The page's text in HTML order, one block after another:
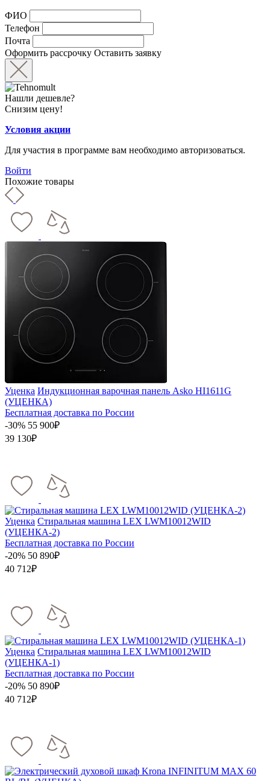
ФИО
Телефон
Почта
Оформить рассрочку Оставить заявку
Нашли дешевле?
Снизим цену!
Условия акции
Для участия в программе вам необходимо авторизоваться.
Войти
Похожие товары
Уценка Индукционная варочная панель Asko HI1611G
(УЦЕНКА)
Бесплатная доставка по России
-30% 55 900₽
39 130₽
Уценка Стиральная машина LEX LWM10012WID
(УЦЕНКА-2)
Бесплатная доставка по России
-20% 50 890₽
40 712₽
Уценка Стиральная машина LEX LWM10012WID
(УЦЕНКА-1)
Бесплатная доставка по России
-20% 50 890₽
40 712₽